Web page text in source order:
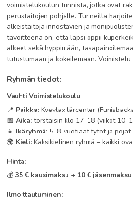
voimistelukoulun tunnista, jotka ovat
perustaitojen pohjalle. Tunneilla
alkeistaitoja innostavien ja
tavoitteena on, että lapsi oppii
alkeet sekä hyppimään,
tutustumaan ja kokeilemaan. Voimistelu
Ryhmän tiedot:
Vauhti Voimistelukoulu
📍 Paikka: Kvevlax lärcenter
📅 Aika: torstaisin klo 17–18 (viikot
👧 Ikäryhmä: 5–8-vuotiaat tytöt ja pojat
🌍 Kieli: Kaksikielinen ryhmä – kaikki
Hinta:
💰 35 € kausimaksu + 10 € jäsenmaksu
Ilmoittautuminen: